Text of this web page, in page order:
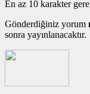
En az 10 karakter
Gönderdiğiniz yorum
sonra yayınlanacaktır.